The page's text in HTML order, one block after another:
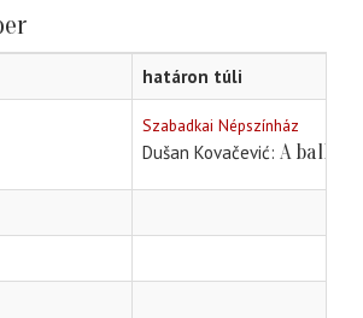
határon túli
Szabadkai Népszínház
Dušan Kovačević A